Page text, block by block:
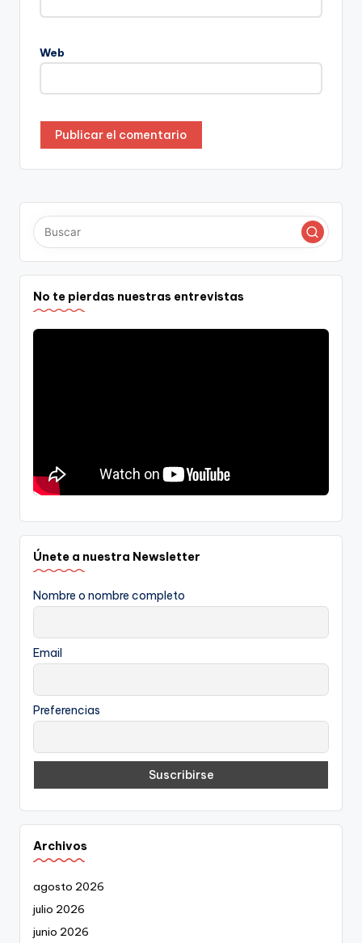
Web
No te pierdas nuestras entrevistas
Únete a nuestra Newsletter
Nombre o nombre completo
Email
Preferencias
Archivos
agosto 2026
julio 2026
junio 2026